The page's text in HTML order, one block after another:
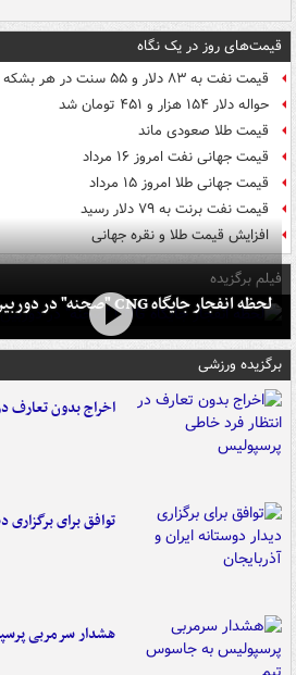
قیمت‌های روز در یک نگاه
قیمت نفت به ۸۳ دلار و ۵۵ سنت در هر بشکه رسید
حواله دلار ۱۵۴ هزار و ۴۵۱ تومان شد
قیمت طلا صعودی ماند
قیمت جهانی نفت امروز ۱۶ مرداد
قیمت جهانی طلا امروز ۱۵ مرداد
قیمت نفت برنت به ۷۹ دلار رسید
افزایش قیمت طلا و نقره جهانی
فیلم برگزیده
لحظه انفجار جایگاه CNG "صحنه" در دوربین مداربسته
برگزیده ورزشی
اخراج بدون تعارف
توافق برای برگزاری
هشدار سرمربی